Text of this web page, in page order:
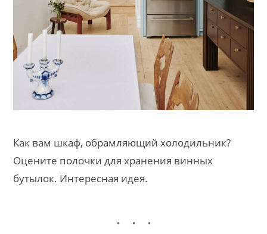
Как вам шкаф, обрамляющий холодильник?
Оцените полочки для хранения винных
бутылок. Интересная идея.